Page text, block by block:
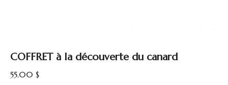
COFFRET à la découverte du canard
55.00 $